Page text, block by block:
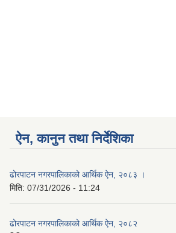
ऐन, कानुन तथा निर्देशिका
ढोरपाटन नगरपालिकाको आर्थिक ऐन, २०८३ ।
मिति: 07/31/2026 - 11:24
ढोरपाटन नगरपालिकाको आर्थिक ऐन, २०८२